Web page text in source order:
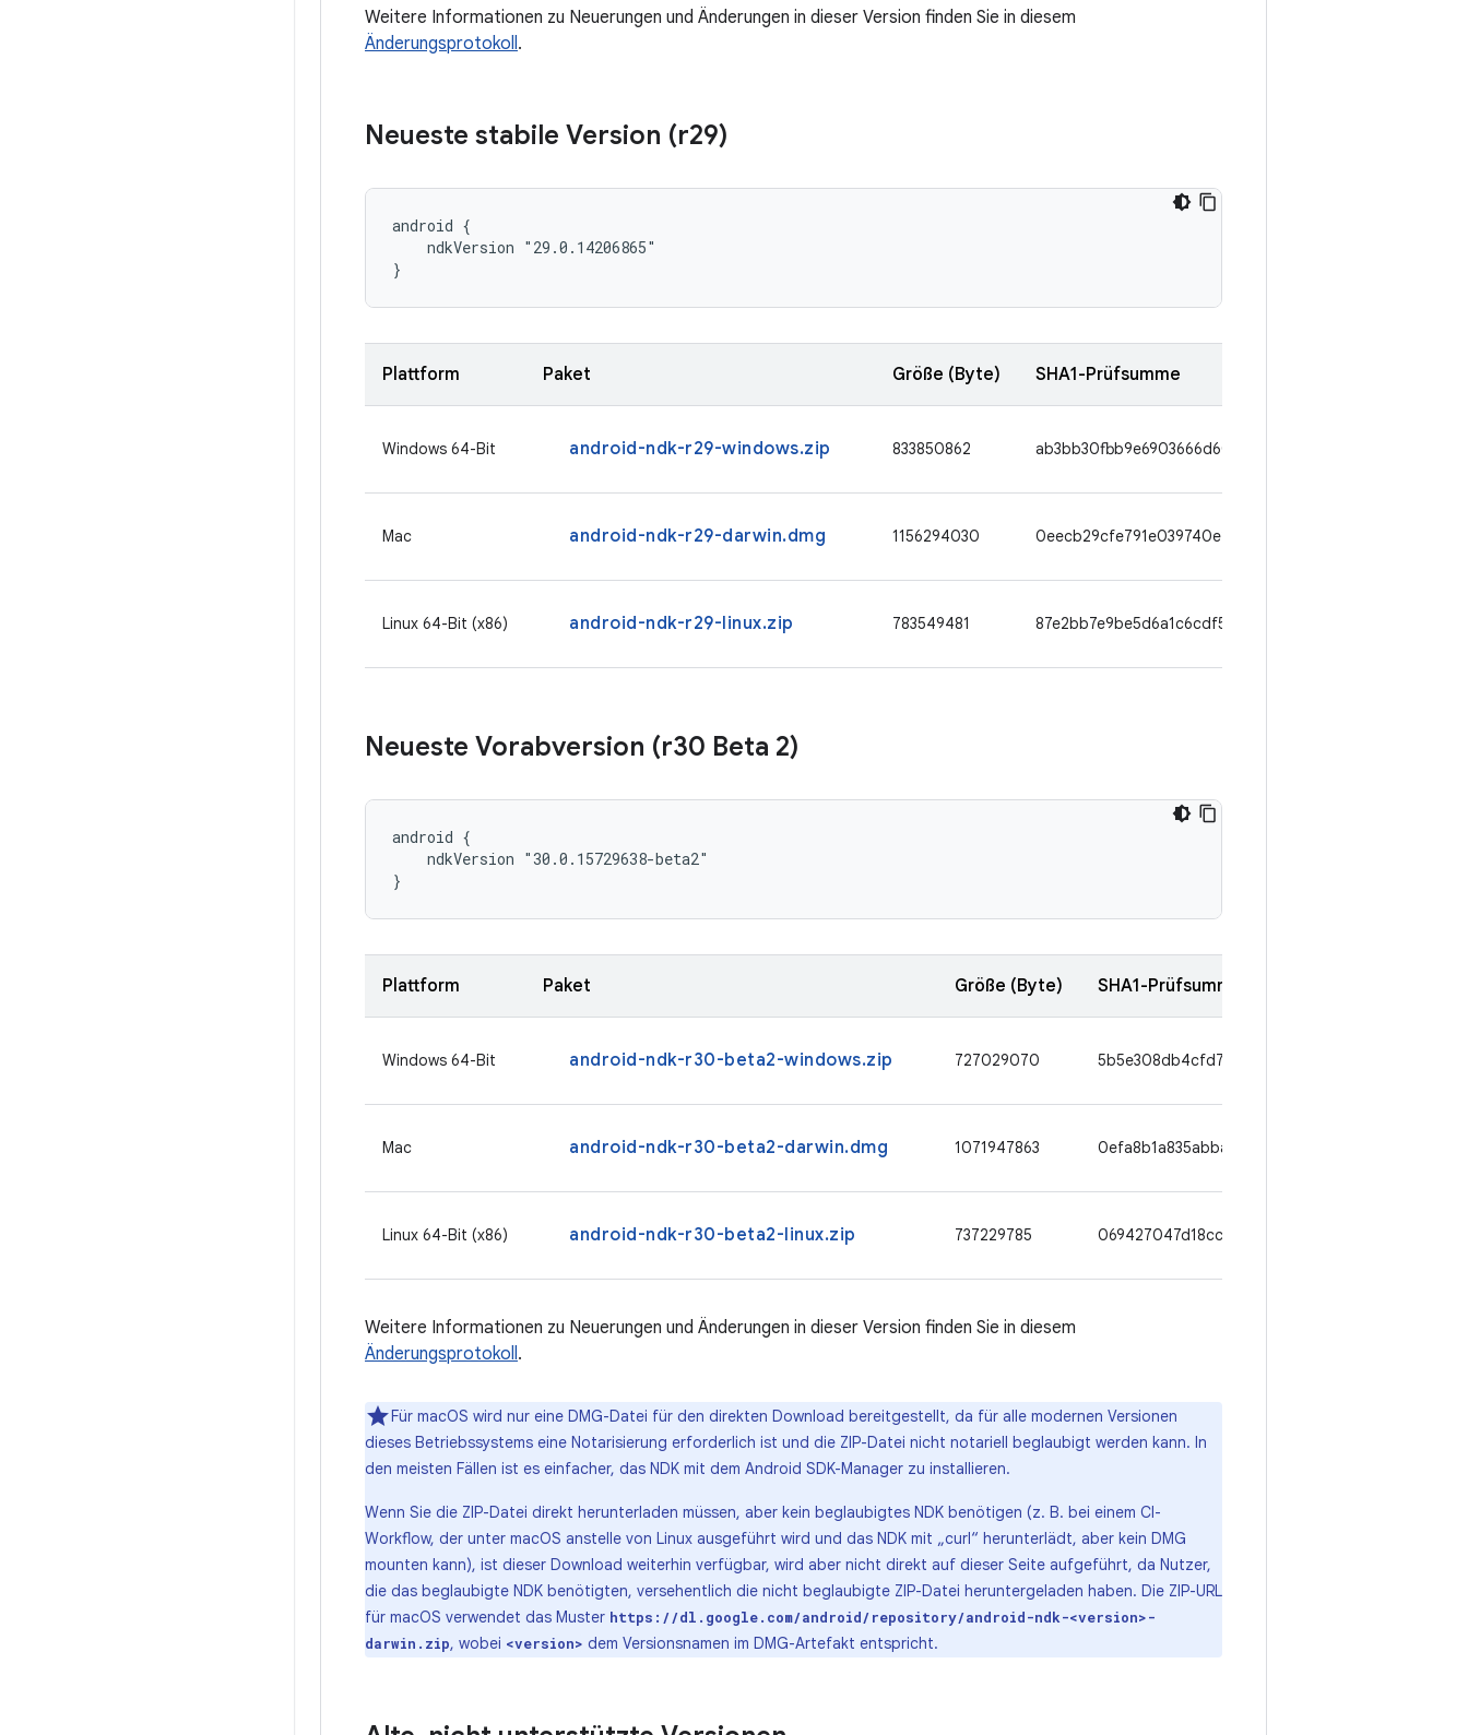
Weitere Informationen zu Neuerungen und Änderungen in dieser Version finden Sie in diesem
Änderungsprotokoll.
Neueste stabile Version (r29)
android {
    ndkVersion "29.0.14206865"
}
Plattform Paket Größe (Byte) SHA1-Prüfsumme
Windows 64-Bit android-ndk-r29-windows.zip 833850862 ab3bb30fbb9e6903666d60c55d11e78b04e07472
Mac android-ndk-r29-darwin.dmg 1156294030 0eecb29cfe791e039740e2a8bcf0af02b7132bd8
Linux 64-Bit (x86) android-ndk-r29-linux.zip 783549481 87e2bb7e9be5d6a1c6cdf5ec40dd4e0c6d07c30b
Neueste Vorabversion (r30 Beta 2)
android {
    ndkVersion "30.0.15729638-beta2"
}
Plattform Paket Größe (Byte) SHA1-Prüfsumme
Windows 64-Bit android-ndk-r30-beta2-windows.zip 727029070 5b5e308db4cfd7a51f5524f464dedec20682b5ed
Mac android-ndk-r30-beta2-darwin.dmg 1071947863 0efa8b1a835abba43bc4dfa2a000d81efe7e355e
Linux 64-Bit (x86) android-ndk-r30-beta2-linux.zip 737229785 069427047d18cc6e44369cd7b8e711bfc2c7a3b5
Weitere Informationen zu Neuerungen und Änderungen in dieser Version finden Sie in diesem
Änderungsprotokoll.
Für macOS wird nur eine DMG-Datei für den direkten Download bereitgestellt, da für alle modernen Versionen
dieses Betriebssystems eine Notarisierung erforderlich ist und die ZIP-Datei nicht notariell beglaubigt werden kann. In
den meisten Fällen ist es einfacher, das NDK mit dem Android SDK-Manager zu installieren.
Wenn Sie die ZIP-Datei direkt herunterladen müssen, aber kein beglaubigtes NDK benötigen (z. B. bei einem CI-
Workflow, der unter macOS anstelle von Linux ausgeführt wird und das NDK mit „curl“ herunterlädt, aber kein DMG
mounten kann), ist dieser Download weiterhin verfügbar, wird aber nicht direkt auf dieser Seite aufgeführt, da Nutzer,
die das beglaubigte NDK benötigten, versehentlich die nicht beglaubigte ZIP-Datei heruntergeladen haben. Die ZIP-URL
für macOS verwendet das Muster https://dl.google.com/android/repository/android-ndk-<version>-
darwin.zip, wobei <version> dem Versionsnamen im DMG-Artefakt entspricht.